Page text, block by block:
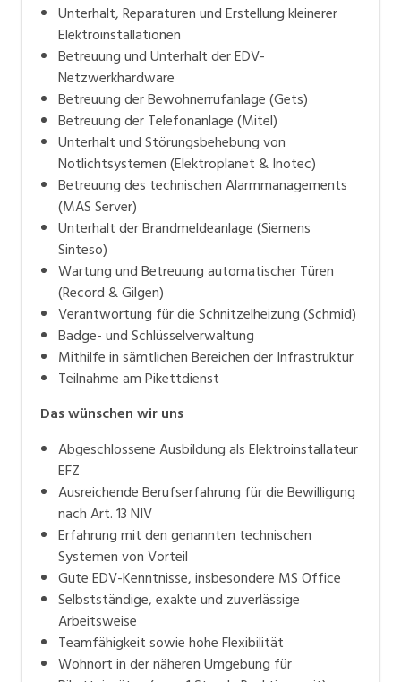
Unterhalt, Reparaturen und Erstellung kleinerer
Elektroinstallationen
Betreuung und Unterhalt der EDV-
Netzwerkhardware
Betreuung der Bewohnerrufanlage (Gets)
Betreuung der Telefonanlage (Mitel)
Unterhalt und Störungsbehebung von
Notlichtsystemen (Elektroplanet & Inotec)
Betreuung des technischen Alarmmanagements
(MAS Server)
Unterhalt der Brandmeldeanlage (Siemens
Sinteso)
Wartung und Betreuung automatischer Türen
(Record & Gilgen)
Verantwortung für die Schnitzelheizung (Schmid)
Badge- und Schlüsselverwaltung
Mithilfe in sämtlichen Bereichen der Infrastruktur
Teilnahme am Pikettdienst
Das wünschen wir uns
Abgeschlossene Ausbildung als Elektroinstallateur
EFZ
Ausreichende Berufserfahrung für die Bewilligung
nach Art. 13 NIV
Erfahrung mit den genannten technischen
Systemen von Vorteil
Gute EDV-Kenntnisse, insbesondere MS Office
Selbstständige, exakte und zuverlässige
Arbeitsweise
Teamfähigkeit sowie hohe Flexibilität
Wohnort in der näheren Umgebung für